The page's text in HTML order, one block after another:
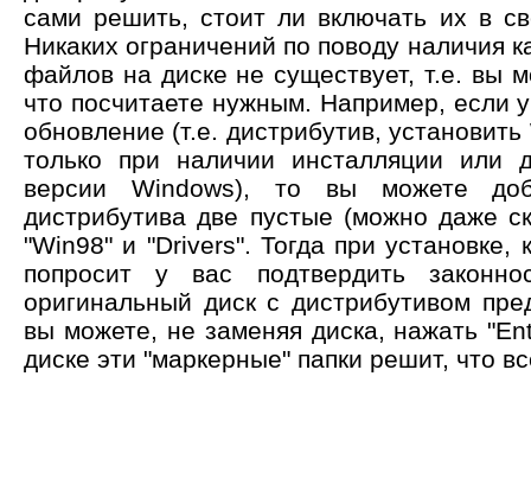
сами решить, стоит ли включать их в
Никаких ограничений по поводу наличия
файлов на диске не существует, т.е. вы
что посчитаете нужным. Например, если
обновление (т.е. дистрибутив,
только при наличии инсталляции или
версии Windows), то вы можете
дистрибутива две пустые (можно даже
"Win98" и "Drivers". Тогда при установке,
попросит у вас подтвердить
оригинальный диск с дистрибутивом
вы можете, не заменяя диска, нажать
диске эти "маркерные" папки решит, что